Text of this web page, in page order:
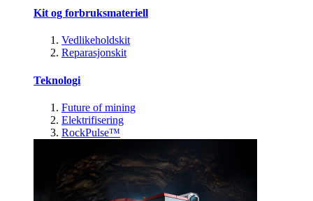
Kit og forbruksmateriell
Vedlikeholdskit
Reparasjonskit
Teknologi
Future of mining
Elektrifisering
RockPulse™